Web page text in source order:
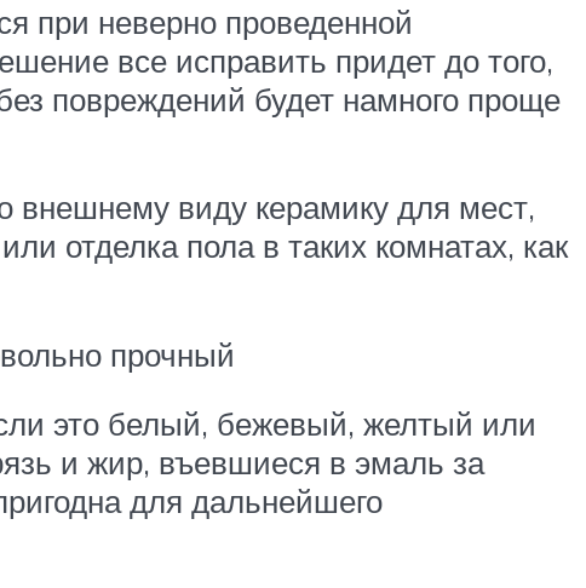
при неверно проведенной
все исправить придет до того,
повреждений будет намного проще
внешнему виду керамику для мест,
отделка пола в таких комнатах, как
прочный
это белый, бежевый, желтый или
и жир, въевшиеся в эмаль за
для дальнейшего